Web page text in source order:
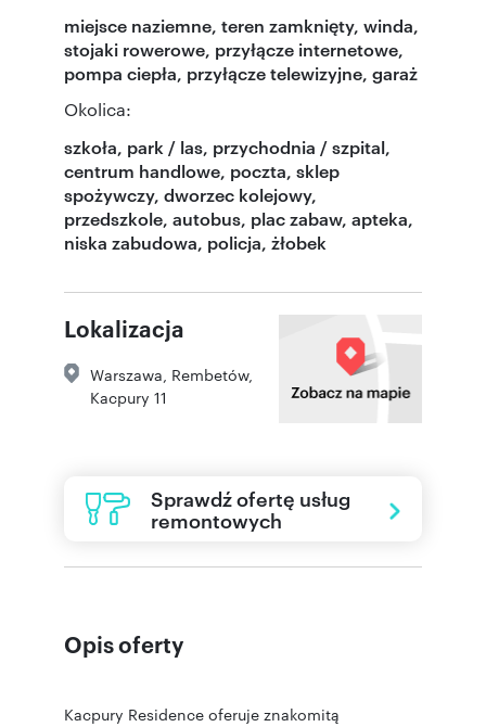
miejsce naziemne, teren zamknięty, winda,
stojaki rowerowe, przyłącze internetowe,
pompa ciepła, przyłącze telewizyjne, garaż
Okolica:
szkoła, park / las, przychodnia / szpital,
centrum handlowe, poczta, sklep
spożywczy, dworzec kolejowy,
przedszkole, autobus, plac zabaw, apteka,
niska zabudowa, policja, żłobek
Lokalizacja
Warszawa Rembetów,
Kacpury 11
Sprawdź ofertę usług
remontowych
Opis oferty
Kacpury Residence oferuje znakomitą